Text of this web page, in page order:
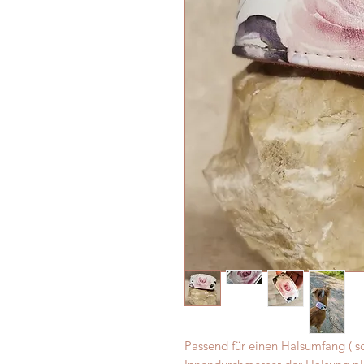
Passend für einen Halsumfang (